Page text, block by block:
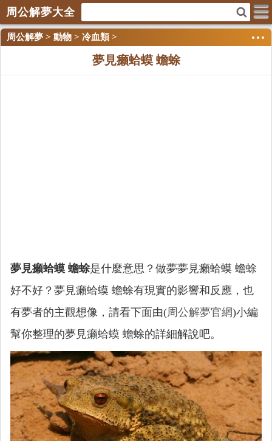
周公解夢大全
周公解夢 > 動物 > 冷血類 >
夢見癩蛤蟆 蟾蜍
夢見癩蛤蟆 蟾蜍是什麼意思？做夢夢見癩蛤蟆 蟾蜍
好不好？夢見癩蛤蟆 蟾蜍有現實的影響和反應，也
有夢者的主觀想像，請看下面由(周公解夢官網)小編
幫你整理的夢見癩蛤蟆 蟾蜍的詳細解說吧。